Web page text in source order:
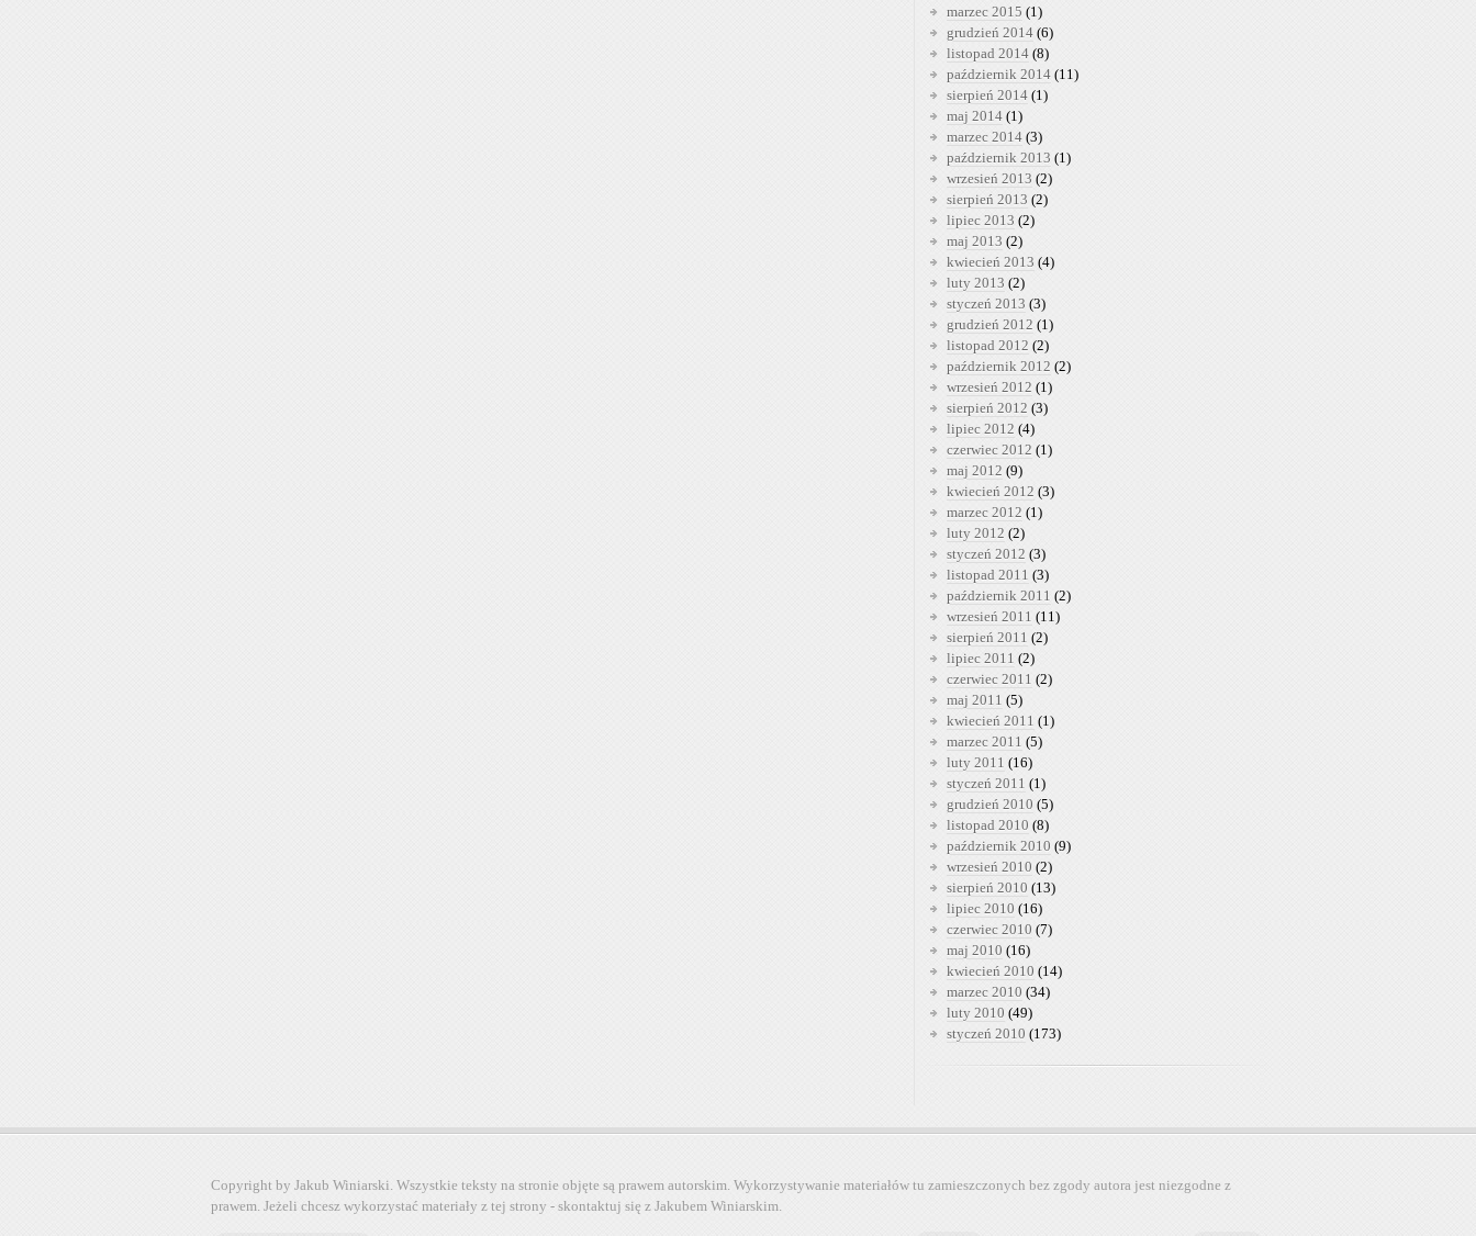
marzec 2015 (1)
grudzień 2014 (6)
listopad 2014 (8)
październik 2014 (11)
sierpień 2014 (1)
maj 2014 (1)
marzec 2014 (3)
październik 2013 (1)
wrzesień 2013 (2)
sierpień 2013 (2)
lipiec 2013 (2)
maj 2013 (2)
kwiecień 2013 (4)
luty 2013 (2)
styczeń 2013 (3)
grudzień 2012 (1)
listopad 2012 (2)
październik 2012 (2)
wrzesień 2012 (1)
sierpień 2012 (3)
lipiec 2012 (4)
czerwiec 2012 (1)
maj 2012 (9)
kwiecień 2012 (3)
marzec 2012 (1)
luty 2012 (2)
styczeń 2012 (3)
listopad 2011 (3)
październik 2011 (2)
wrzesień 2011 (11)
sierpień 2011 (2)
lipiec 2011 (2)
czerwiec 2011 (2)
maj 2011 (5)
kwiecień 2011 (1)
marzec 2011 (5)
luty 2011 (16)
styczeń 2011 (1)
grudzień 2010 (5)
listopad 2010 (8)
październik 2010 (9)
wrzesień 2010 (2)
sierpień 2010 (13)
lipiec 2010 (16)
czerwiec 2010 (7)
maj 2010 (16)
kwiecień 2010 (14)
marzec 2010 (34)
luty 2010 (49)
styczeń 2010 (173)
Copyright by Jakub Winiarski. Wszystkie teksty na stronie objęte są prawem autorskim. Wykorzystywanie materiałów tu zamieszczonych bez zgody autora jest niezgodne z
prawem. Jeżeli chcesz wykorzystać materiały z tej strony - skontaktuj się z Jakubem Winiarskim.